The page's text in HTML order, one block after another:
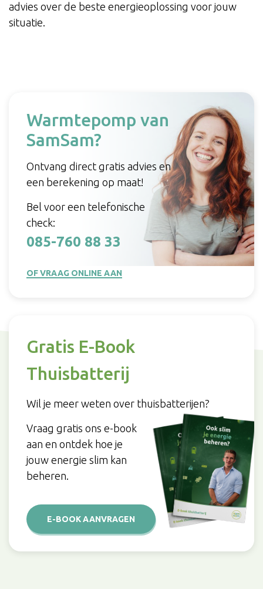
advies over de beste energieoplossing voor jouw
situatie.
Warmtepomp van
SamSam?
Ontvang direct gratis advies en
een berekening op maat!
Bel voor een telefonische
check:
085-760 88 33
OF VRAAG ONLINE AAN
Gratis E-Book
Thuisbatterij
Wil je meer weten over thuisbatterijen?
Vraag gratis ons e-book
aan en ontdek hoe je
jouw energie slim kan
beheren.
E-BOOK AANVRAGEN